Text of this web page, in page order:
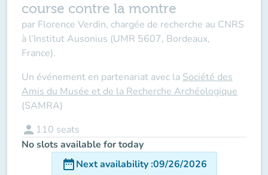
course contre la montre
par Florence Verdin, chargée de recherche au CNRS
à l’Institut Ausonius (UMR 5607, Bordeaux,
France).
Un événement en partenariat avec la Société des
Amis du Musée et de la Recherche Archéologique
(SAMRA)
person 110 seats
No slots available for today
date_rangeNext availability:09/26/2026